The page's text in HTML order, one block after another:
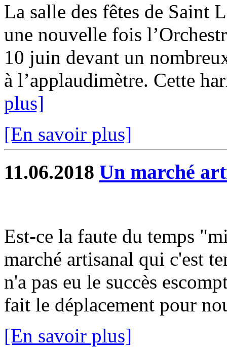
La salle des fêtes de Saint
une nouvelle fois
10 juin devant un
à l’applaudimètre. Cette
plus]
[En savoir plus]
11.06.2018 Un marché
Est-ce la faute du temps
marché artisanal qui c'est
n'a pas eu le succès
fait le déplacement pour
[En savoir plus]